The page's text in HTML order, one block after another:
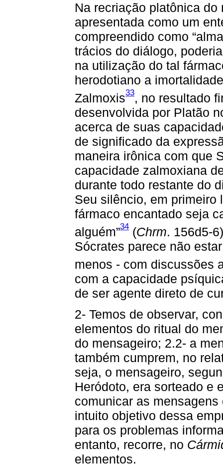
Na recriação platônica
apresentada como um
compreendido como
trácios do diálogo,
na utilização do tal
herodotiano a
Zalmoxis33, no resultado
desenvolvida por Platão
acerca de suas
de significado da
maneira irônica com que
capacidade zalmoxiana
durante todo restante do
Seu silêncio, em primeiro
fármaco encantado seja
alguém”34 (Chrm. 156d5-
Sócrates parece não
menos - com discussões
com a capacidade
de ser agente direto de
2- Temos de observar,
elementos do ritual do
do mensageiro; 2.2- a
também cumprem, no
seja, o mensageiro,
Heródoto, era sorteado e
comunicar as
intuito objetivo dessa
para os problemas
entanto, recorre, no
elementos.